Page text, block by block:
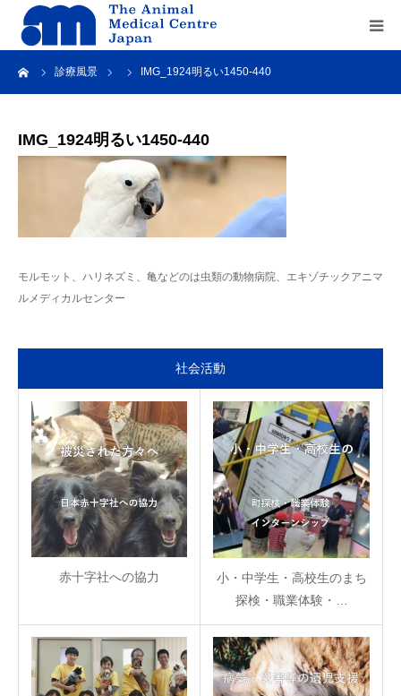
診療風景 IMG_1924明るい1450-440
IMG_1924明るい1450-440
モルモット、ハリネズミ、亀などのは虫類の動物病院、エキゾチックアニマ
ルメディカルセンター
社会活動
赤十字社への協力
小・中学生・高校生のまち
探検・職業体験・…
Home
service
recruit
contact us